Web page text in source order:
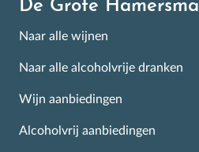
De Grote Hamersma
Naar alle wijnen
Naar alle alcoholvrije dranken
Wijn aanbiedingen
Alcoholvrij aanbiedingen